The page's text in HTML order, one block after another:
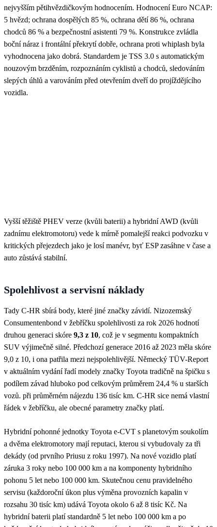
nejvyšším pětihvězdičkovým hodnocením. Hodnocení Euro NCAP:
5 hvězd; ochrana dospělých 85 %, ochrana dětí 86 %, ochrana
chodců 86 % a bezpečnostní asistenti 79 %. Konstrukce zvládla
boční náraz i frontální překrytí dobře, ochrana proti whiplash byla
vyhodnocena jako dobrá. Standardem je TSS 3.0 s automatickým
nouzovým brzděním, rozpoznáním cyklistů a chodců, sledováním
slepých úhlů a varováním před otevřením dveří do projíždějícího
vozidla.
Vyšší těžiště PHEV verze (kvůli baterii) a hybridní AWD (kvůli
zadnímu elektromotoru) vede k mírně pomalejší reakci podvozku v
kritických přejezdech jako je losí manévr, byť ESP zasáhne v čase a
auto zůstává stabilní.
Spolehlivost a servisní náklady
Tady C-HR sbírá body, které jiné značky závidí. Nizozemský
Consumentenbond v žebříčku spolehlivosti za rok 2026 hodnotí
druhou generaci skóre 9,3 z 10, což je v segmentu kompaktních
SUV výjimečně silné. Předchozí generace 2016 až 2023 měla skóre
9,0 z 10, i ona patřila mezi nejspolehlivější. Německý TÜV-Report
v aktuálním vydání řadí modely značky Toyota tradičně na špičku s
podílem závad hluboko pod celkovým průměrem 24,4 % u starších
vozů. při průměrném nájezdu 136 tisíc km. C-HR sice nemá vlastní
řádek v žebříčku, ale obecné parametry značky platí.
Hybridní pohonné jednotky Toyota e-CVT s planetovým soukolím
a dvěma elektromotory mají reputaci, kterou si vybudovaly za tři
dekády (od prvního Priusu z roku 1997). Na nové vozidlo platí
záruka 3 roky nebo 100 000 km a na komponenty hybridního
pohonu 5 let nebo 100 000 km. Skutečnou cenu pravidelného
servisu (každoroční úkon plus výměna provozních kapalin v
rozsahu 30 tisíc km) udává Toyota okolo 6 až 8 tisíc Kč. Na
hybridní baterii platí standardně 5 let nebo 100 000 km a po